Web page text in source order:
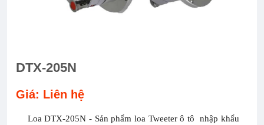
DTX-205N
Giá: Liên hệ
Loa DTX-205N - Sản phẩm loa Tweeter ô tô nhập khẩu